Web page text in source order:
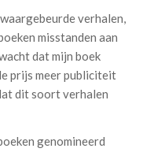
verhalen,
misstanden aan
dat mijn boek
prijs meer publiciteit
dit soort verhalen
genomineerd